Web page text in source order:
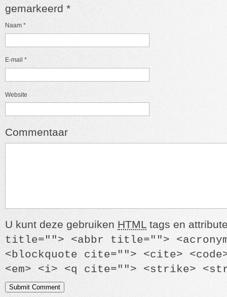
gemarkeerd *
Naam *
E-mail *
Website
Commentaar
U kunt deze gebruiken HTML tags en
title=""> <abbr title="">
<blockquote cite=""> <cite>
<em> <i> <q cite=""> <strike>